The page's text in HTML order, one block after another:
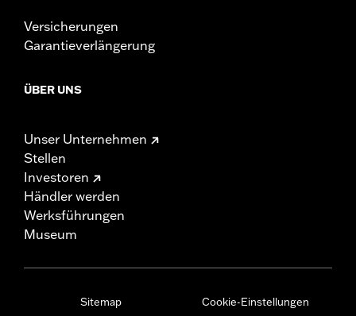
Versicherungen
Garantieverlängerung
ÜBER UNS
Unser Unternehmen
Stellen
Investoren
Händler werden
Werksführungen
Museum
Sitemap
Cookie-Einstellungen